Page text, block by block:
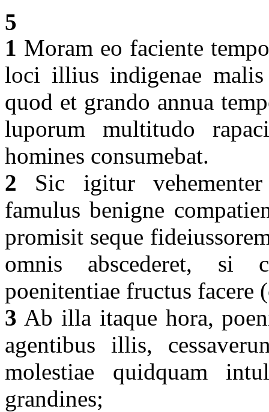
5
1 Moram eo faciente
loci illius indigenae malis
quod et grando annua
luporum multitudo
homines consumebat.
2 Sic igitur
famulus benigne
promisit seque
omnis abscederet, si
poenitentiae fructus
3 Ab illa itaque hora,
agentibus illis,
molestiae quidquam
grandines;